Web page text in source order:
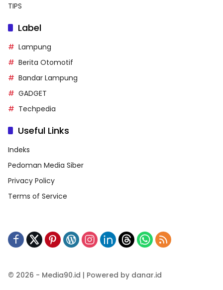
TIPS
Label
Lampung
Berita Otomotif
Bandar Lampung
GADGET
Techpedia
Useful Links
Indeks
Pedoman Media Siber
Privacy Policy
Terms of Service
© 2026 - Media90.id | Powered by danar.id